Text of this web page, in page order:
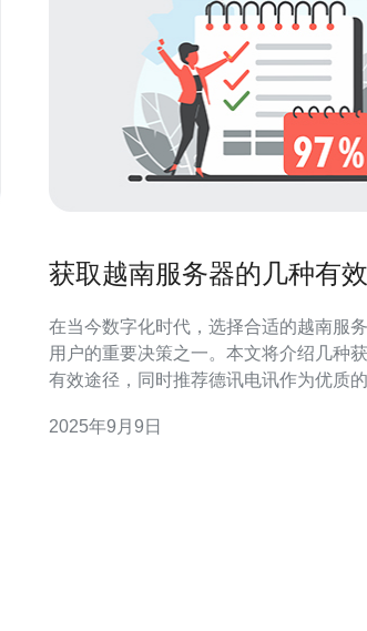
获取越南服务器的几种有
在当今数字化时代，选择合适的越南服
用户的重要决策之一。本文将介绍几种
有效途径，同时推荐德讯电讯作为优质
务器市场 越南的服务器市场近年来发展
2025年9月9日